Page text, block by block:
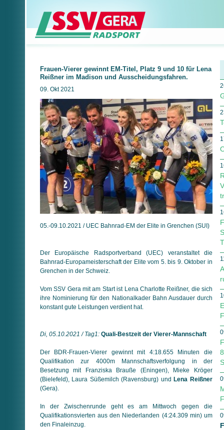
Frauen-Vierer gewinnt EM-Titel, Platz 9 und 10 für Lena
Reißner im Madison und Ausscheidungsfahren.
09. Okt 2021
05.-09.10.2021 / UEC Bahnrad-EM der Elite in Grenchen (SUI)
Der Europäische Radsportverband (UEC) veranstaltet die
Bahnrad-Europameisterschaft der Elite vom 5. bis 9. Oktober in
Grenchen in der Schweiz.
Vom SSV Gera mit am Start ist Lena Charlotte Reißner, die sich
ihre Nominierung für den Nationalkader Bahn Ausdauer durch
konstant gute Leistungen verdient hat.
Di, 05.10.2021 / Tag1: Quali-Bestzeit der Vierer-Mannschaft
Der BDR-Frauen-Vierer gewinnt mit 4:18.655 Minuten die
Qualifikation zur 4000m Mannschaftsverfolgung in der
Besetzung mit Franziska Brauße (Eningen), Mieke Kröger
(Bielefeld), Laura Süßemilch (Ravensburg) undLena Reißner
(Gera).
In der Zwischenrunde geht es am Mittwoch gegen die
Qualifikationsvierten aus den Niederlanden (4:24.309 min) um
den Finaleinzug.